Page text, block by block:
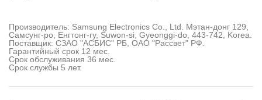
Производитель: Samsung Electronics Co., Ltd. Мэтан-донг 129,
Самсунг-ро, Енгтонг-гу, Suwon-si, Gyeonggi-do, 443-742, Korea.
Поставщик: СЗАО "АСБИС" РБ, OАО "Рассвет" РФ.
Гарантийный срок 12 мес.
Срок обслуживания 36 мес.
Срок службы 5 лет.